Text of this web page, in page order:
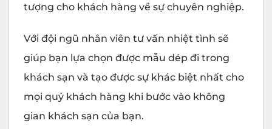
tượng cho khách hàng về sự chuyên nghiệp.
Với đội ngũ nhân viên tư vấn nhiệt tình sẽ
giúp bạn lựa chọn được mẫu dép đi trong
khách sạn và tạo được sự khác biệt nhất cho
mọi quý khách hàng khi bước vào không
gian khách sạn của bạn.